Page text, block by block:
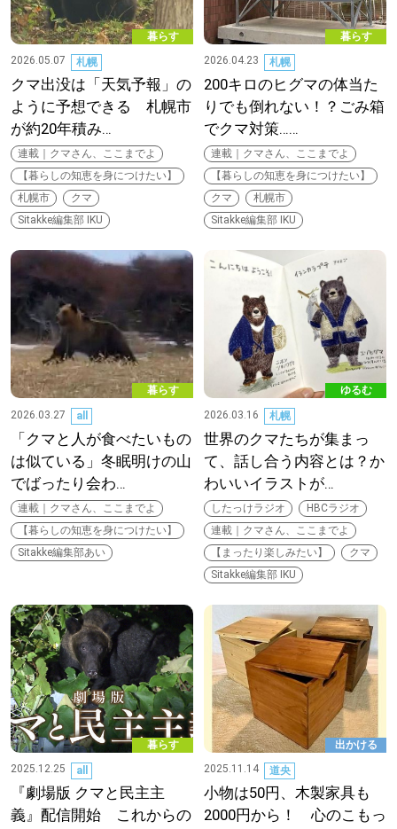
パートナーメディア Sitakkeパートナー
運営会社 広告掲載
情報提供・お問い合わせ 利用規約
暮らす
2026.05.07
札幌
クマ出没は「天気予報」の
ように予想できる 札幌市
が約20年積み…
連載｜クマさん、ここまでよ
【暮らしの知恵を身につけたい】
札幌市
クマ
Sitakke編集部 IKU
暮らす
2026.04.23
札幌
200キロのヒグマの体当た
りでも倒れない！？ごみ箱
でクマ対策……
連載｜クマさん、ここまでよ
【暮らしの知恵を身につけたい】
クマ
札幌市
Sitakke編集部 IKU
暮らす
2026.03.27
all
「クマと人が食べたいもの
は似ている」冬眠明けの山
でばったり会わ…
連載｜クマさん、ここまでよ
【暮らしの知恵を身につけたい】
Sitakke編集部あい
ゆるむ
2026.03.16
札幌
世界のクマたちが集まっ
て、話し合う内容とは？か
わいいイラストが…
したっけラジオ
HBCラジオ
連載｜クマさん、ここまでよ
【まったり楽しみたい】
クマ
Sitakke編集部 IKU
暮らす
2025.12.25
all
『劇場版 クマと民主主
義』配信開始 これからの
出かける
2025.11.14
道央
小物は50円、木製家具も
2000円から！ 心のこもっ